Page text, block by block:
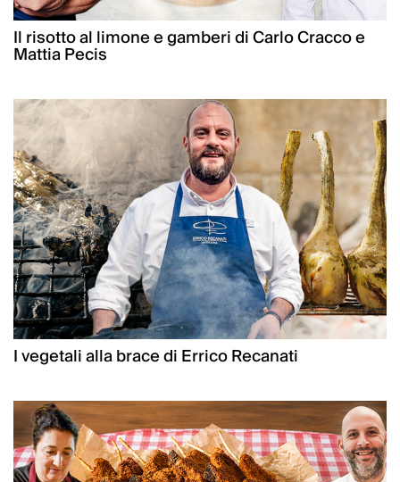
Il risotto al limone e gamberi di Carlo Cracco e
Mattia Pecis
I vegetali alla brace di Errico Recanati